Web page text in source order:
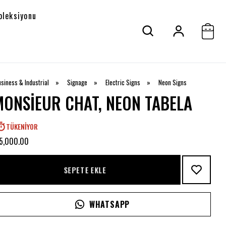
& Industrial » Signage » Electric Signs » Neon Signs
CHAT, NEON TABELA
TÜKENIYOR
SEPETE EKLE
WHATSAPP